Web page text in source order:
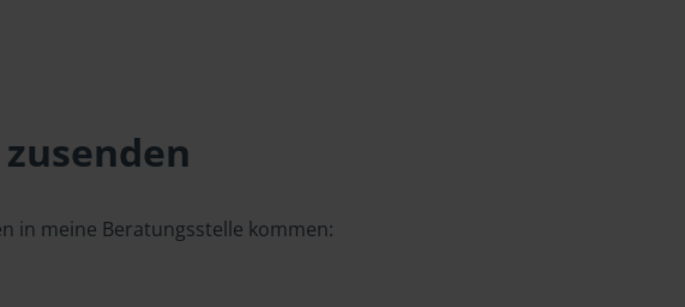
in meine Beratungsstelle kommen: